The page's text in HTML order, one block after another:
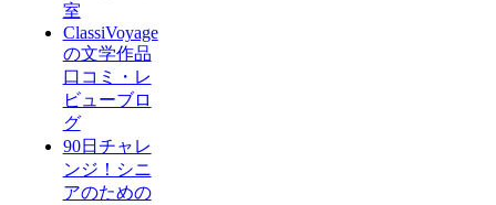
室
ClassiVoyage
の文学作品
口コミ・レ
ビューブロ
グ
90日チャレ
ンジ！シニ
アのための